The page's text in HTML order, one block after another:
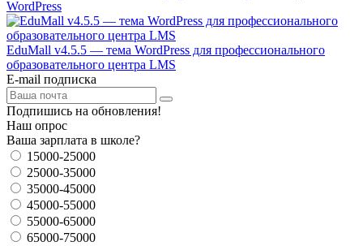
WordPress
EduMall v4.5.5 — тема WordPress для профессионального
образовательного центра LMS
E-mail подписка
Подпишись на обновления!
Наш опрос
Ваша зарплата в школе?
15000-25000
25000-35000
35000-45000
45000-55000
55000-65000
65000-75000